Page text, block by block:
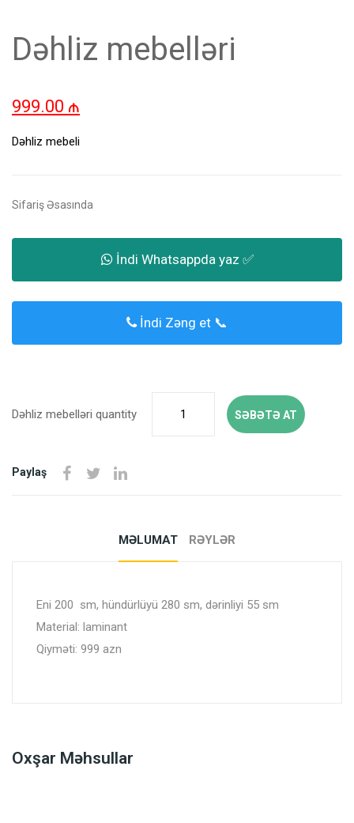
Dəhliz mebelləri
999.00 ₼
Dəhliz mebeli
Sifariş Əsasında
İndi Whatsappda yaz ✅
İndi Zəng et 📞
Dəhliz mebelləri quantity SƏBƏTƏ AT
Paylaş
MƏLUMAT RƏYLƏR
Eni 200 sm, hündürlüyü 280 sm, dərinliyi 55 sm
Material: laminant
Qiyməti: 999 azn
Oxşar Məhsullar